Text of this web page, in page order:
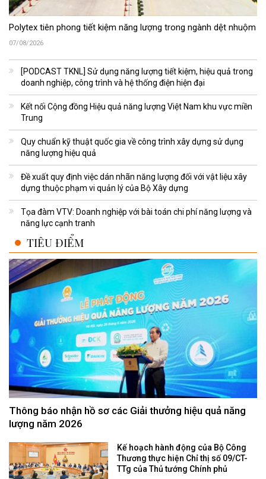
Polytex tiên phong tiết kiệm năng lượng trong ngành dệt nhuộm
07/08/2026
[PODCAST TKNL] Sử dụng năng lượng tiết kiệm, hiệu quả trong
doanh nghiệp, công trình và hệ thống điện hiện đại
Kết nối Cộng đồng Hiệu quả năng lượng Việt Nam khu vực miền
Trung
Quy chuẩn kỹ thuật quốc gia về công trình xây dựng sử dụng
năng lượng hiệu quả
Đề xuất quy định việc dán nhãn năng lượng đối với vật liệu xây
dựng thuộc phạm vi quản lý của Bộ Xây dựng
Tọa đàm VTV: Doanh nghiệp với bài toán chi phí năng lượng và
năng lực cạnh tranh
TIÊU ĐIỂM
Thông báo nhận hồ sơ các Giải thưởng hiệu quả năng
lượng năm 2026
Kế hoạch hành động của Bộ Công
Thương thực hiện Chỉ thị số 09/CT-
TTg của Thủ tướng Chính phủ